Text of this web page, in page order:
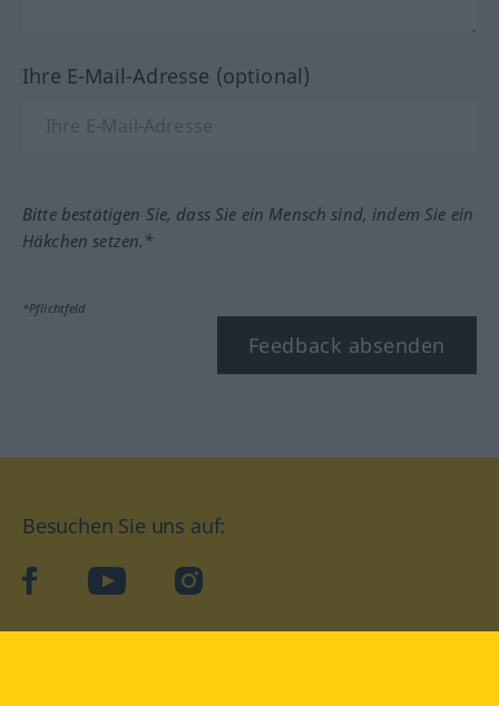
Ihre E-Mail-Adresse (optional)
Bitte bestätigen Sie, dass Sie ein Mensch sind, indem Sie ein
Häkchen setzen.*
*Pflichtfeld
Feedback absenden
Besuchen Sie uns auf:
facebookYouTube Instagram